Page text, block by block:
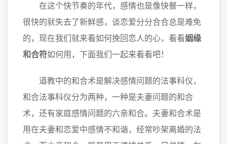
在这个快节奏的年代，感情也是像快餐一样，
很快的就失去了新鲜感，谈恋爱分分合合总是难免
的，现在我们就来看如何挽回恋人的心，看看姻缘
和合符如何用，下面我们一起来看看吧！
道教中的和合术是解决感情问题的法事科仪，
和合法事科仪分为两种，一种是夫妻问题的和合
术，还有家庭感情问题的六亲和合。夫妻和合术是
用在夫妻和恋爱中感情不和谐，经常吵架离婚的法